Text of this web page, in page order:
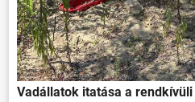
Vadállatok itatása a